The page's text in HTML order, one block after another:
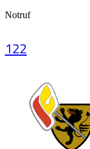
Notruf
122